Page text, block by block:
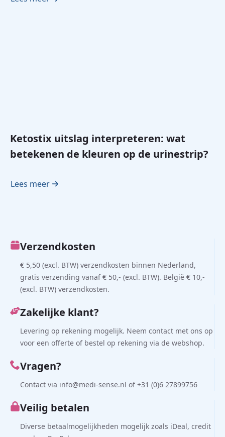
Ketostix uitslag interpreteren: wat
betekenen de kleuren op de urinestrip?
Lees meer
Verzendkosten
€ 5,50 (excl. BTW) verzendkosten binnen Nederland,
gratis verzending vanaf € 50,- (excl. BTW). België € 10,-
(excl. BTW) verzendkosten.
Zakelijke klant?
Levering op rekening mogelijk. Neem contact met ons op
voor een offerte of bestel op rekening via de webshop.
Vragen?
Contact via info@medi-sense.nl of +31 (0)6 27899756
Veilig betalen
Diverse betaalmogelijkheden mogelijk zoals iDeal, credit